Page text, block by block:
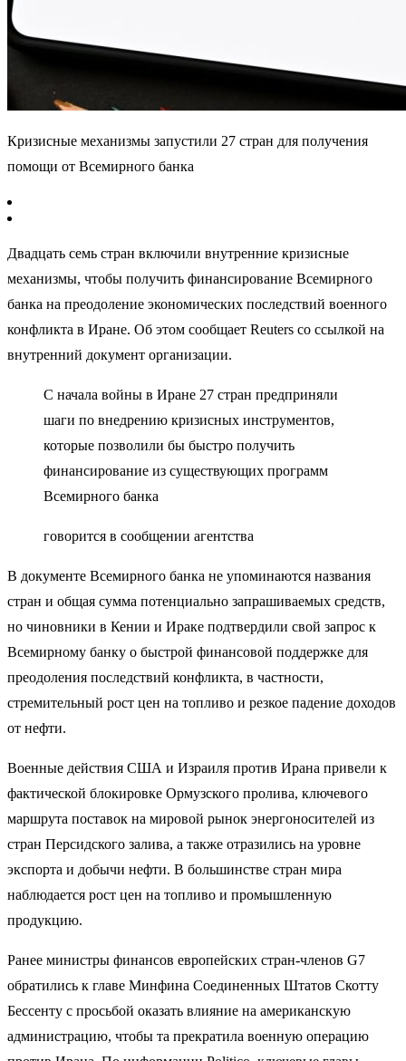
Кризисные механизмы запустили 27 стран для получения
помощи от Всемирного банка
Двадцать семь стран включили внутренние кризисные
механизмы, чтобы получить финансирование Всемирного
банка на преодоление экономических последствий военного
конфликта в Иране. Об этом сообщает Reuters со ссылкой на
внутренний документ организации.
С начала войны в Иране 27 стран предприняли
шаги по внедрению кризисных инструментов,
которые позволили бы быстро получить
финансирование из существующих программ
Всемирного банка
говорится в сообщении агентства
В документе Всемирного банка не упоминаются названия
стран и общая сумма потенциально запрашиваемых средств,
но чиновники в Кении и Ираке подтвердили свой запрос к
Всемирному банку о быстрой финансовой поддержке для
преодоления последствий конфликта, в частности,
стремительный рост цен на топливо и резкое падение доходов
от нефти.
Военные действия США и Израиля против Ирана привели к
фактической блокировке Ормузского пролива, ключевого
маршрута поставок на мировой рынок энергоносителей из
стран Персидского залива, а также отразились на уровне
экспорта и добычи нефти. В большинстве стран мира
наблюдается рост цен на топливо и промышленную
продукцию.
Ранее министры финансов европейских стран-членов G7
обратились к главе Минфина Соединенных Штатов Скотту
Бессенту с просьбой оказать влияние на американскую
администрацию, чтобы та прекратила военную операцию